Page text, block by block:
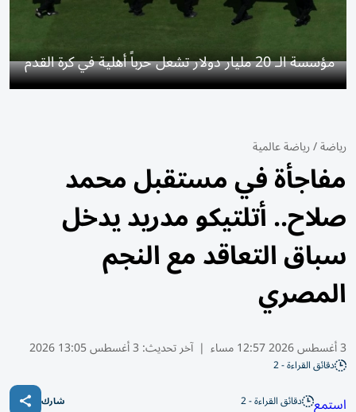
مؤسسة الـ 20 مليار دولار تشعل حرباً أهلية في كرة القدم
رياضة/رياضة عالمية
مفاجأة في مستقبل محمد
صلاح.. أتلتيكو مدريد يدخل
سباق التعاقد مع النجم
المصري
3 أغسطس 2026 12:57 مساء | آخر تحديث: 3 أغسطس 13:05 2026
دقائق القراءة - 2
استمع دقائق القراءة - 2 شارك